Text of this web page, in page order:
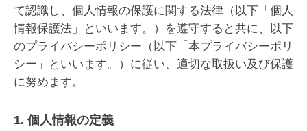
て認識し、個人情報の保護に関する法律（以下「個人
情報保護法」といいます。）を遵守すると共に、以下
のプライバシーポリシー（以下「本プライバシーポリ
シー」といいます。）に従い、適切な取扱い及び保護
に努めます。
1. 個人情報の定義